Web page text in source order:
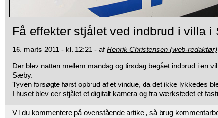
Få effekter stjålet ved indbrud i villa
16. marts 2011 - kl. 12:21 - afHenrik Christensen (web-redaktør)
Der blev natten mellem mandag og tirsdag begået indbrud i en
Sæby.
Tyven forsøgte først opbrud af et vindue, da det ikke lykkedes
I huset blev der stjålet et digitalt kamera og fra værkstedet et
Vil du kommentere på ovenstående artikel, så brug